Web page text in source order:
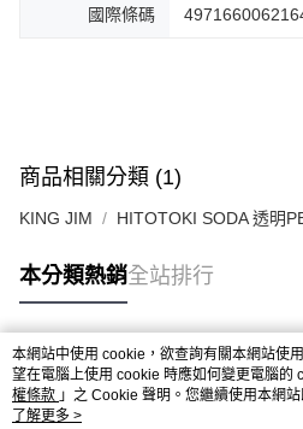
國際條碼
商品相關分類 (1)
KING JIM HITOTOKI SODA 透明
本分類熱銷全站排行
熱門標籤
本網站中使用 cookie，欲查詢有關本網站使
望在電腦上使用 cookie 時應如何變更電腦的
權條款 」之 Cookie 聲明。您繼續使用本網
用條款之 Cookie 聲明使用 cookie。
了解更多 >